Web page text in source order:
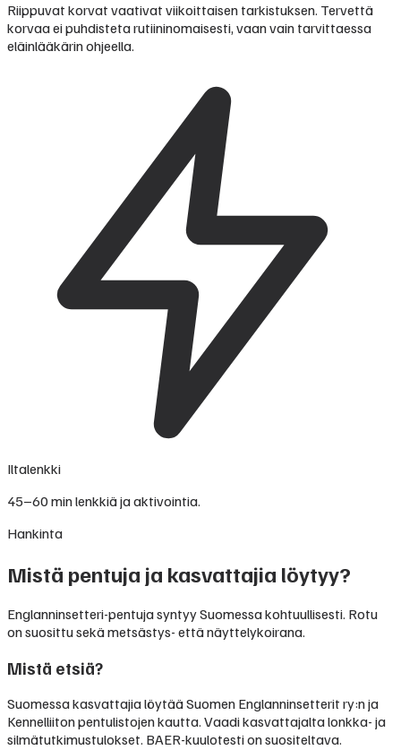
Riippuvat korvat vaativat viikoittaisen tarkistuksen. Tervettä
korvaa ei puhdisteta rutiininomaisesti, vaan vain tarvittaessa
eläinlääkärin ohjeella.
Iltalenkki
45–60 min lenkkiä ja aktivointia.
Hankinta
Mistä pentuja ja kasvattajia löytyy?
Englanninsetteri-pentuja syntyy Suomessa kohtuullisesti. Rotu
on suosittu sekä metsästys- että näyttelykoirana.
Mistä etsiä?
Suomessa kasvattajia löytää Suomen Englanninsetterit ry:n ja
Kennelliiton pentulistojen kautta. Vaadi kasvattajalta lonkka- ja
silmätutkimustulokset. BAER-kuulotesti on suositeltava.